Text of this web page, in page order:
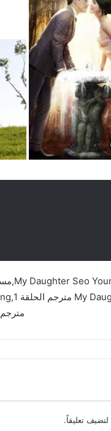
مترجم asia2tv
لتضيف تعليقاً.